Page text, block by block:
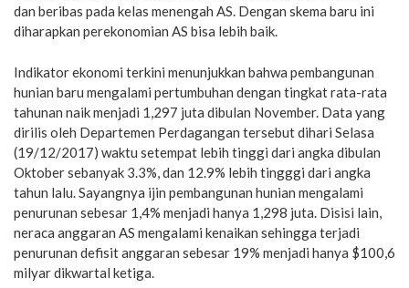
dan beribas pada kelas menengah AS. Dengan skema baru ini
diharapkan perekonomian AS bisa lebih baik.
Indikator ekonomi terkini menunjukkan bahwa pembangunan
hunian baru mengalami pertumbuhan dengan tingkat rata-rata
tahunan naik menjadi 1,297 juta dibulan November. Data yang
dirilis oleh Departemen Perdagangan tersebut dihari Selasa
(19/12/2017) waktu setempat lebih tinggi dari angka dibulan
Oktober sebanyak 3.3%, dan 12.9% lebih tingggi dari angka
tahun lalu. Sayangnya ijin pembangunan hunian mengalami
penurunan sebesar 1,4% menjadi hanya 1,298 juta. Disisi lain,
neraca anggaran AS mengalami kenaikan sehingga terjadi
penurunan defisit anggaran sebesar 19% menjadi hanya $100,6
milyar dikwartal ketiga.